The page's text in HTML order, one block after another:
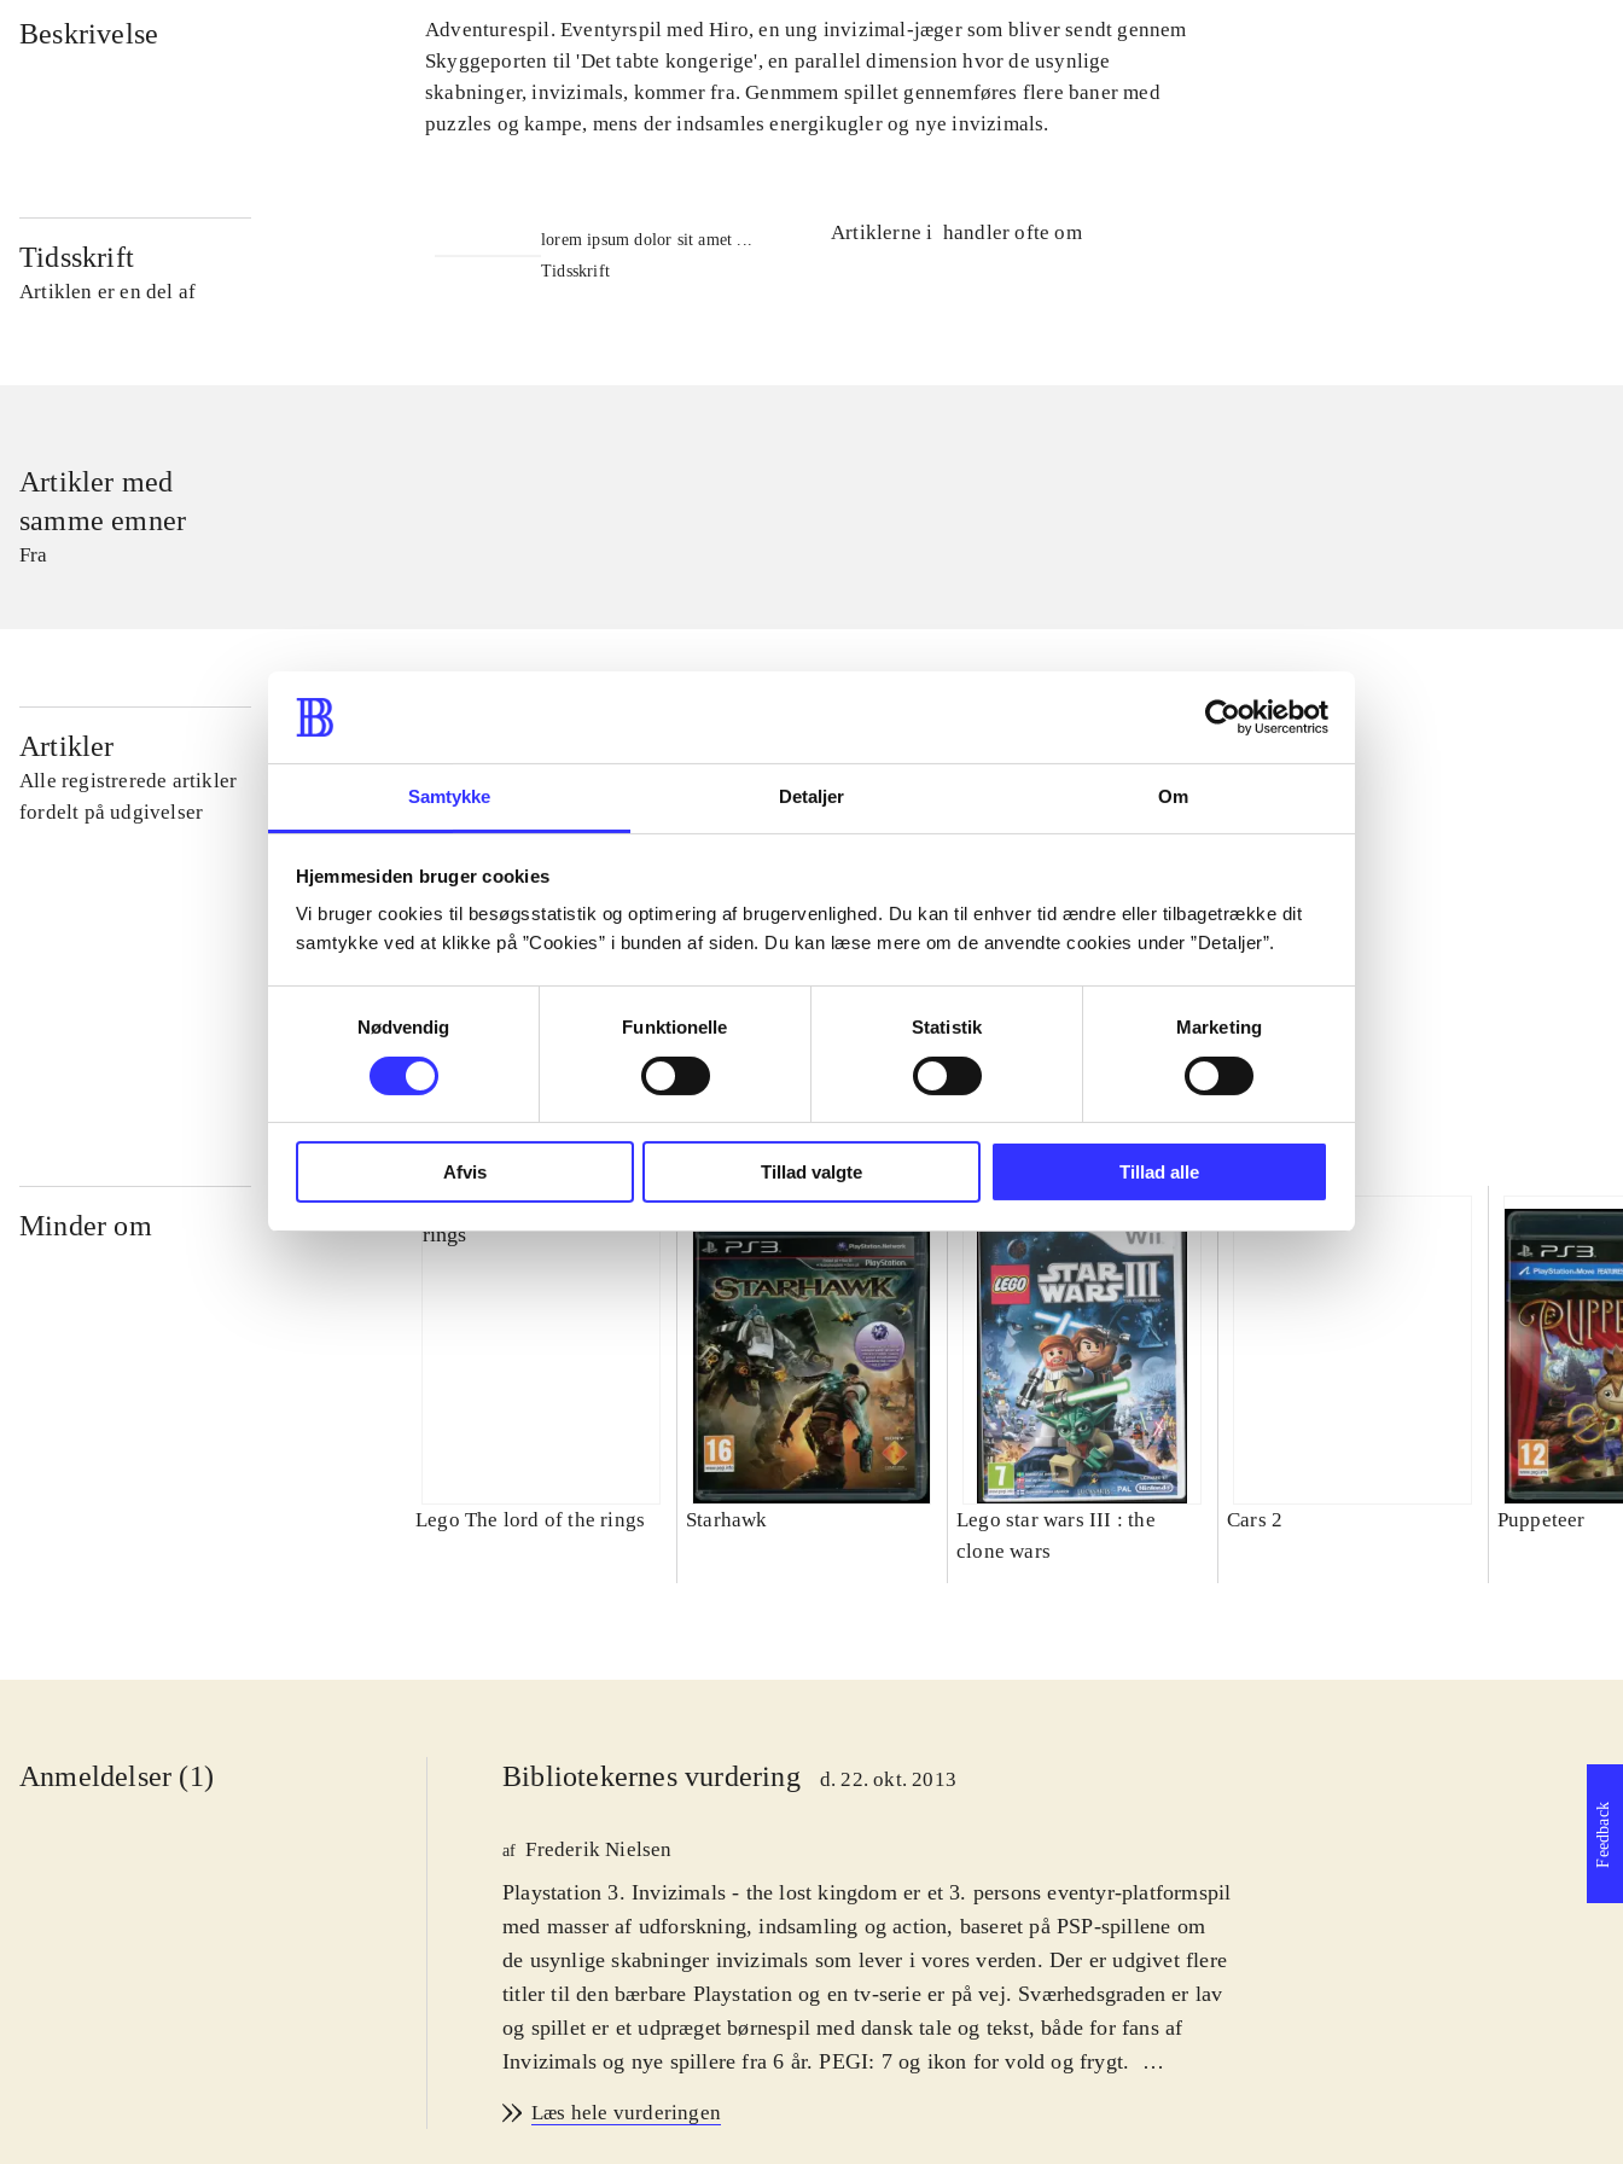
Samtykke Detaljer Om
Hjemmesiden bruger cookies
Vi bruger cookies til besøgsstatistik og optimering af brugervenlighed. Du kan til enhver tid ændre eller tilbagetrække dit
samtykke ved at klikke på ”Cookies” i bunden af siden. Du kan læse mere om de anvendte cookies under ”Detaljer”.
Nødvendig
Funktionelle Statistik Marketing
Afvis Tillad valgte Tillad alle
Beskrivelse
Adventurespil. Eventyrspil med Hiro, en ung invizimal-jæger som bliver sendt gennem
Skyggeporten til 'Det tabte kongerige', en parallel dimension hvor de usynlige
skabninger, invizimals, kommer fra. Genmmem spillet gennemføres flere baner med
puzzles og kampe, mens der indsamles energikugler og nye invizimals.
Tidsskrift
Artiklen er en del af
lorem ipsum dolor sit amet ...
Tidsskrift
Artiklerne i handler ofte om
Artikler med
samme emner
Fra
Artikler
Alle registrerede artikler
fordelt på udgivelser
...
...
...
Minder om
Lego The lord of the rings Starhawk
Lego star wars III : the
clone wars
Cars 2 Puppeteer
Anmeldelser (1) Bibliotekernes vurdering d. 22. okt. 2013
af Frederik Nielsen
Playstation 3. Invizimals - the lost kingdom er et 3. persons eventyr-platformspil
med masser af udforskning, indsamling og action, baseret på PSP-spillene om
de usynlige skabninger invizimals som lever i vores verden. Der er udgivet flere
titler til den bærbare Playstation og en tv-serie er på vej. Sværhedsgraden er lav
og spillet er et udpræget børnespil med dansk tale og tekst, både for fans af
Invizimals og nye spillere fra 6 år. PEGI: 7 og ikon for vold og frygt.
Skyggeporten til "Det tabte kongerige", en parallel dimension hvor Invizimals
Læs hele vurderingen
Feedback